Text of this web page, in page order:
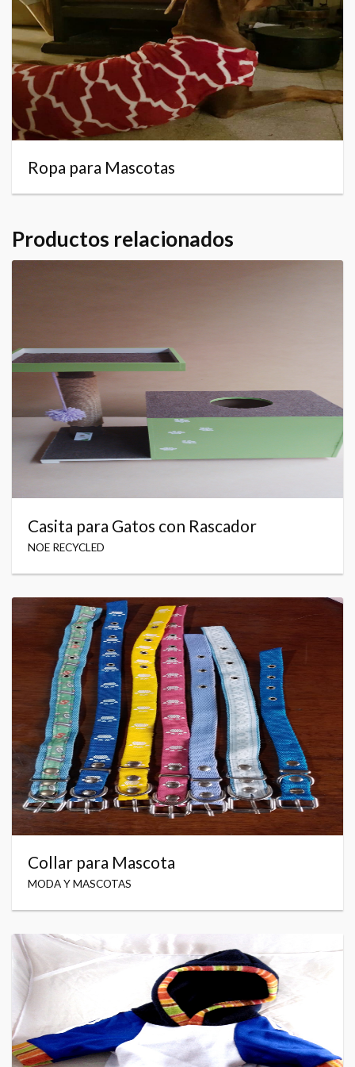
Ropa para Mascotas
Productos relacionados
Casita para Gatos con Rascador
NOE RECYCLED
Collar para Mascota
MODA Y MASCOTAS